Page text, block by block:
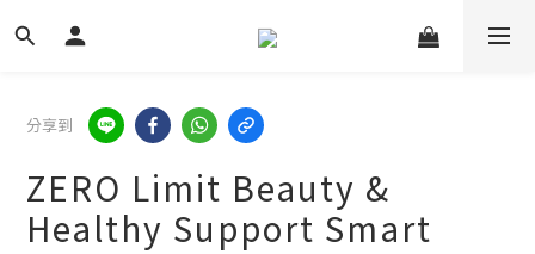
分享到
ZERO Limit Beauty &
Healthy Support Smart